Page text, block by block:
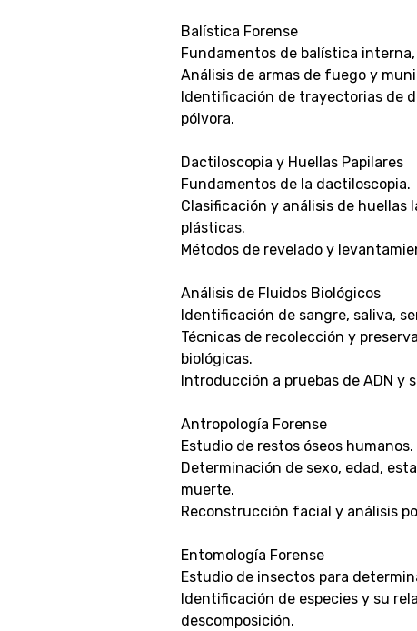
Balística Forense
Fundamentos de balística
Análisis de armas de fuego y
Identificación de trayectorias de
pólvora.
Dactiloscopia y Huellas Papilares
Fundamentos de la dactiloscopia.
Clasificación y análisis de huellas
plásticas.
Métodos de revelado y
Análisis de Fluidos Biológicos
Identificación de sangre, saliva,
Técnicas de recolección y
biológicas.
Introducción a pruebas de ADN y
Antropología Forense
Estudio de restos óseos humanos.
Determinación de sexo, edad,
muerte.
Reconstrucción facial y análisis
Entomología Forense
Estudio de insectos para
Identificación de especies y su
descomposición.